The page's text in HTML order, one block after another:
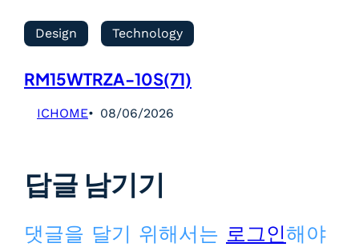
Design Technology
RM15WTRZA-10S(71)
ICHOME 08/06/2026
답글 남기기
댓글을 달기 위해서는 로그인해야